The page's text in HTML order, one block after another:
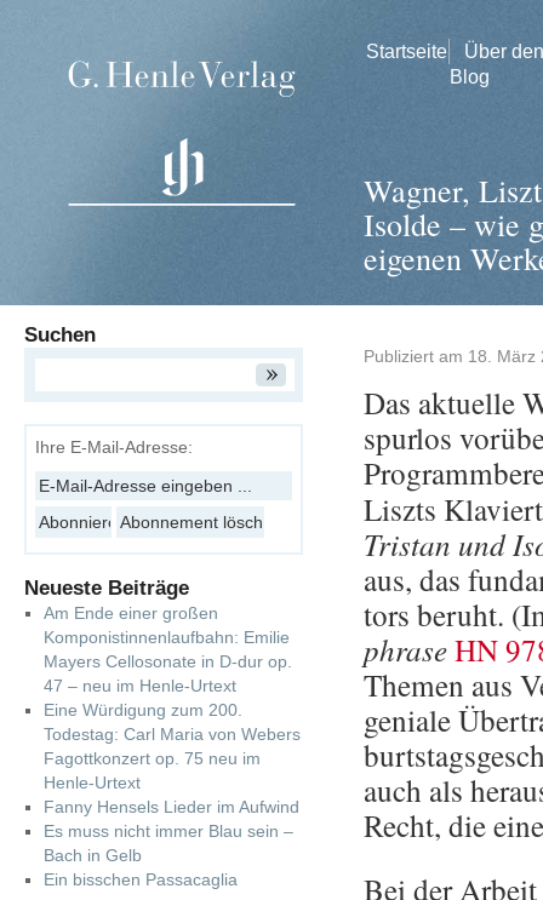
Startseite
Über den
Blog
Wagner,
Isolde – wie
eigenen
Publiziert am 18. März
Das ak­tu­el­le
spur­los
Liszts
Tris­tan und
aus, das
tors be­ruht.
phra­seHN
The­men aus
ge­nia­le
auch als
Recht, die
Bei der Ar­beit
Suchen
Ihre E-Mail-Adresse:
Neueste Beiträge
Am Ende einer großen
Komponistinnenlaufbahn: Emilie
Mayers Cellosonate in D-dur op.
47 – neu im Henle-Urtext
Eine Würdigung zum 200.
Todestag: Carl Maria von Webers
Fagottkonzert op. 75 neu im
Henle-Urtext
Fanny Hensels Lieder im Aufwind
Es muss nicht immer Blau sein –
Bach in Gelb
Ein bisschen Passacaglia